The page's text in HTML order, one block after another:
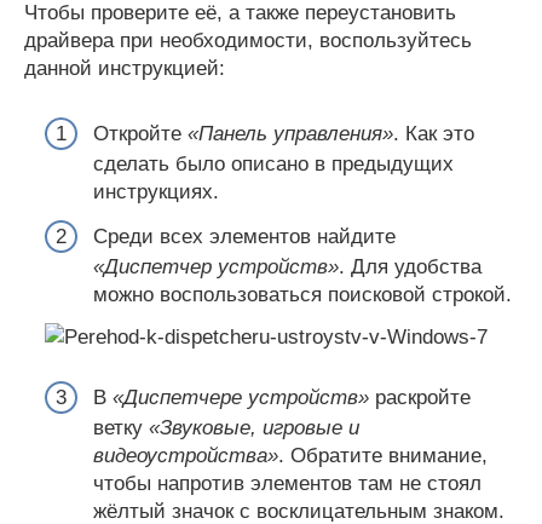
Чтобы проверите её, а также переустановить
драйвера при необходимости, воспользуйтесь
данной инструкцией:
Откройте «Панель управления». Как это
сделать было описано в предыдущих
инструкциях.
Среди всех элементов найдите
«Диспетчер устройств». Для удобства
можно воспользоваться поисковой строкой.
В «Диспетчере устройств» раскройте
ветку «Звуковые, игровые и
видеоустройства». Обратите внимание,
чтобы напротив элементов там не стоял
жёлтый значок с восклицательным знаком.